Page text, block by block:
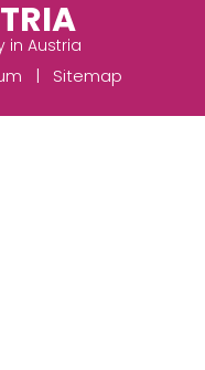
in Austria
| Sitemap